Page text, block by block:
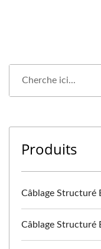
Produits
Câblage Structuré
Câblage Structuré